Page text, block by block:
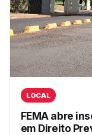
LOCAL
FEMA abre
em Direito